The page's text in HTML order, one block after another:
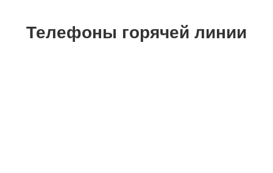
Телефоны горячей линии